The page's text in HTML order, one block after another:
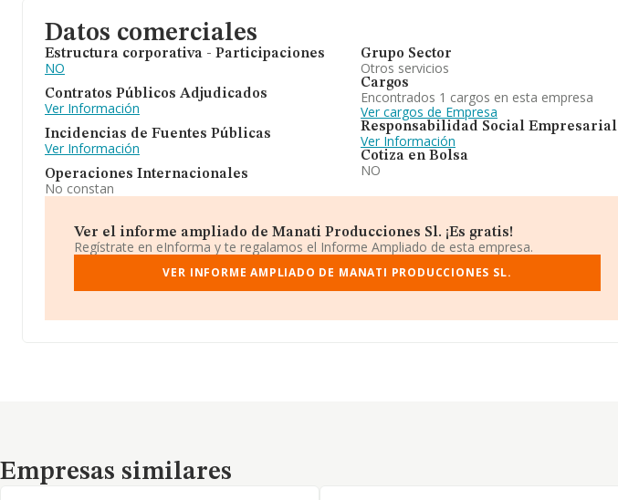
Datos comerciales
Estructura corporativa - Participaciones
NO
Contratos Públicos Adjudicados
Ver Información
Incidencias de Fuentes Públicas
Ver Información
Operaciones Internacionales
No constan
Grupo Sector
Otros servicios
Cargos
Encontrados 1 cargos en esta empresa
Ver cargos de Empresa
Responsabilidad Social Empresarial
Ver Información
Cotiza en Bolsa
NO
Ver el informe ampliado de Manati Producciones Sl. ¡Es gratis!
Regístrate en eInforma y te regalamos el Informe Ampliado de esta empresa.
VER INFORME AMPLIADO DE MANATI PRODUCCIONES SL.
Empresas similares
Empresas similares